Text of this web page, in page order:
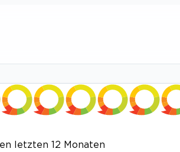
letzten 12 Monaten